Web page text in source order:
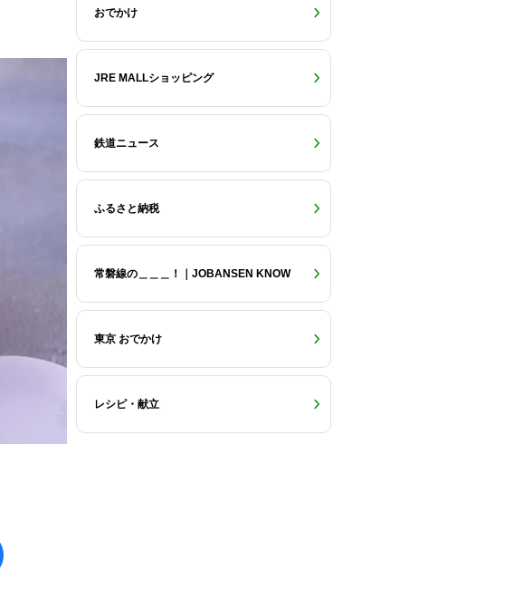
おでかけ
JRE MALLショッピング
鉄道ニュース
ふるさと納税
常磐線の＿＿＿！｜JOBANSEN KNOW
東京 おでかけ
レシピ・献立